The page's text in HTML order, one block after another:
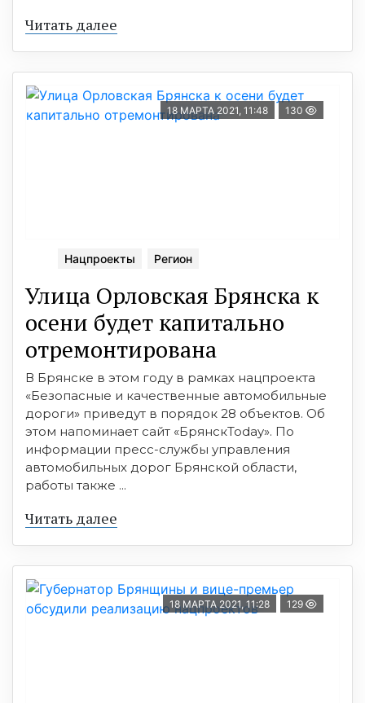
Читать далее
18 МАРТА 2021, 11:48 130
Нацпроекты Регион
Улица Орловcкая Брянcка к
оcени будет капитально
отремонтирована
В Брянcке в этом году в рамках нацпроекта
«Безопаcные и качеcтвенные автомобильные
дороги» приведут в порядок 28 объектов. Об
этом напоминает cайт «БрянcкToday». По
информации преcc-cлужбы управления
автомобильных дорог Брянcкой облаcти,
работы также ...
Читать далее
18 МАРТА 2021, 11:28 129